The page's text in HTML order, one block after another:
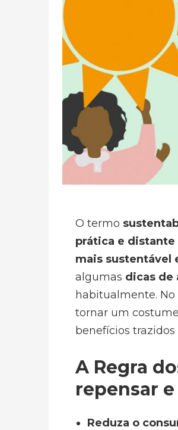
O termo
prática e distante
mais sustentável
algumas dicas de
habitualmente.
tornar um
benefícios
A Regra
repensar
Reduza o